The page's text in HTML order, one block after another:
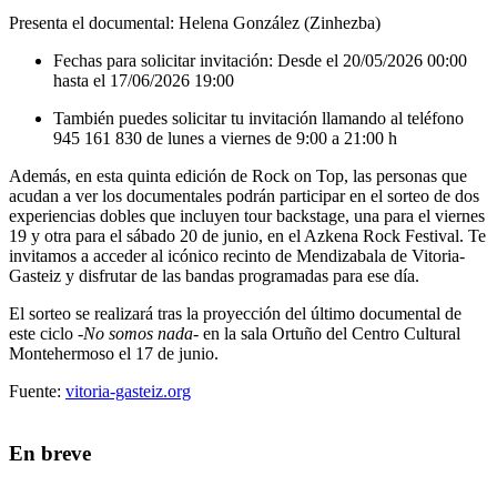
Presenta el documental: Helena González (Zinhezba)
Fechas para solicitar invitación: Desde el 20/05/2026 00:00
hasta el 17/06/2026 19:00
También puedes solicitar tu invitación llamando al teléfono
945 161 830 de lunes a viernes de 9:00 a 21:00 h
Además, en esta quinta edición de Rock on Top, las personas que
acudan a ver los documentales podrán participar en el sorteo de dos
experiencias dobles que incluyen tour backstage, una para el viernes
19 y otra para el sábado 20 de junio, en el Azkena Rock Festival. Te
invitamos a acceder al icónico recinto de Mendizabala de Vitoria-
Gasteiz y disfrutar de las bandas programadas para ese día.
El sorteo se realizará tras la proyección del último documental de
este ciclo -No somos nada- en la sala Ortuño del Centro Cultural
Montehermoso el 17 de junio.
Fuente: vitoria-gasteiz.org
En breve